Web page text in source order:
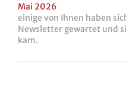
Mai 2026
einige von Ihnen haben
Newsletter gewartet und
kam.